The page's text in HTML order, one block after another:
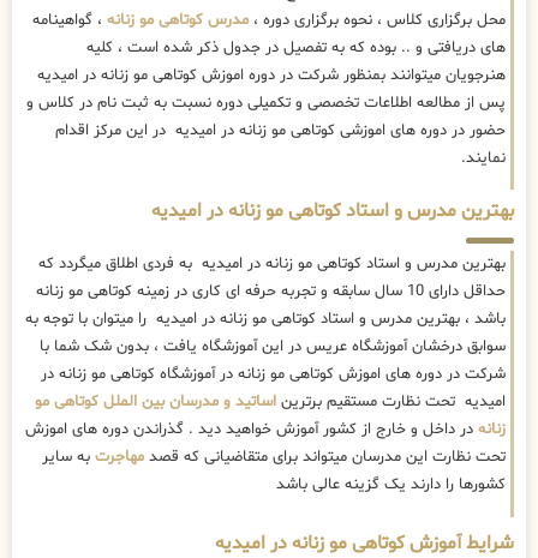
محل برگزاری کلاس ، نحوه برگزاری دوره ، مدرس کوتاهی مو زنانه ، گواهینامه
های دریافتی و .. بوده که به تفصیل در جدول ذکر شده است ، کلیه
هنرجویان میتوانند بمنظور شرکت در دوره اموزش کوتاهی مو زنانه در امیدیه
پس از مطالعه اطلاعات تخصصی و تکمیلی دوره نسبت به ثبت نام در کلاس و
حضور در دوره های اموزشی کوتاهی مو زنانه در امیدیه در این مرکز اقدام
نمایند.
بهترین مدرس و استاد کوتاهی مو زنانه در امیدیه
بهترین مدرس و استاد کوتاهی مو زنانه در امیدیه به فردی اطلاق میگردد که
حداقل دارای 10 سال سابقه و تجربه حرفه ای کاری در زمینه کوتاهی مو زنانه
باشد ، بهترین مدرس و استاد کوتاهی مو زنانه در امیدیه را میتوان با توجه به
سوابق درخشان آموزشگاه عریس در این آموزشگاه یافت ، بدون شک شما با
شرکت در دوره های اموزش کوتاهی مو زنانه در آموزشگاه کوتاهی مو زنانه در
امیدیه تحت نظارت مستقیم برترین اساتید و مدرسان بین الملل کوتاهی مو
زنانه در داخل و خارج از کشور آموزش خواهید دید . گذراندن دوره های اموزش
تحت نظارت این مدرسان میتواند برای متقاضیانی که قصد مهاجرت به سایر
کشورها را دارند یک گزینه عالی باشد
شرایط آموزش کوتاهی مو زنانه در امیدیه